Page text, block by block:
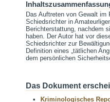
Das Auftreten von Gewalt
Schiedsrichter in
Berichterstattung, nachdem
haben. Der Autor hat vor
Schiedsrichter zur
Definition eines „tätlichen
dem persönlichen
Das Dokument
Kriminologisches